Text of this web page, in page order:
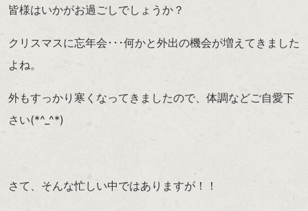
皆様はいかがお過ごしでしょうか？
クリスマスに忘年会･･･何かと外出の機会が増えてきました
よね。
外もすっかり寒くなってきましたので、体調などご自愛下
さい(*^_^*)
さて、そんな忙しい中ではありますが！！